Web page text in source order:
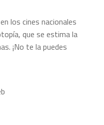
los cines nacionales
que se estima la
¡No te la puedes